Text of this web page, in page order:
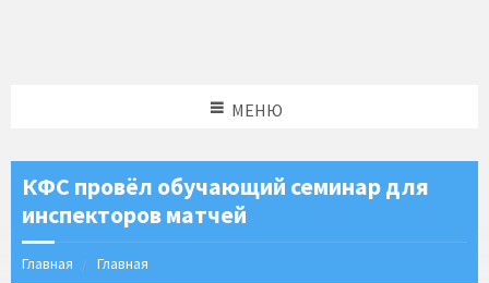
МЕНЮ
КФС провёл обучающий семинар для
инспекторов матчей
Главная Главная